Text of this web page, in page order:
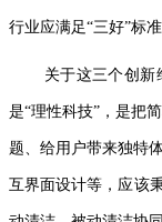
行业应满足“三好”标准
关于这三个创新
是“理性科技”，是把
题、给用户带来独特
互界面设计等，应该